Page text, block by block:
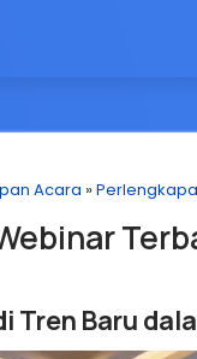
Acara »
Tren Baru